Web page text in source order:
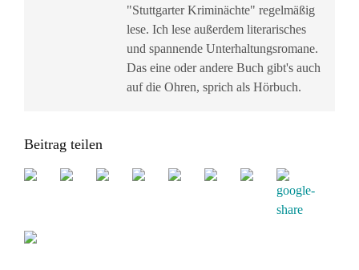
"Stuttgarter Kriminächte" regelmäßig
lese. Ich lese außerdem literarisches
und spannende Unterhaltungsromane.
Das eine oder andere Buch gibt's auch
auf die Ohren, sprich als Hörbuch.
Beitrag teilen